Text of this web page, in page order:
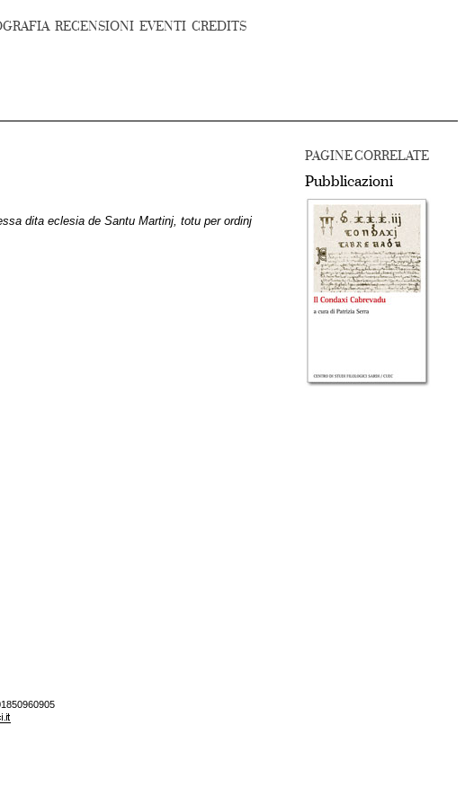
RECENSIONI EVENTI CREDITS
PAGINE CORRELATE
Pubblicazioni
dita eclesia de Santu Martinj, totu per ordinj